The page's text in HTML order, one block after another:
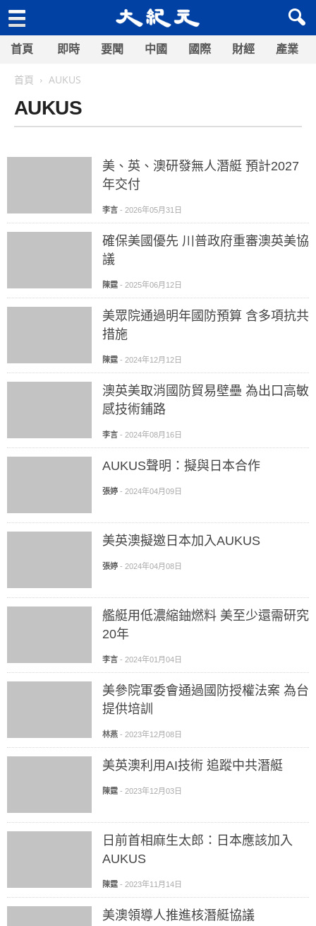
首頁 即時 要聞 中國 國際 財經 產業
首頁 AUKUS
AUKUS
美、英、澳研發無人潛艇 預計2027
年交付
李言 - 2026年05月31日
確保美國優先 川普政府重審澳英美協
議
陳霆 - 2025年06月12日
美眾院通過明年國防預算 含多項抗共
措施
陳霆 - 2024年12月12日
澳英美取消國防貿易壁壘 為出口高敏
感技術鋪路
李言 - 2024年08月16日
AUKUS聲明：擬與日本合作
張婷 - 2024年04月09日
美英澳擬邀日本加入AUKUS
張婷 - 2024年04月08日
艦艇用低濃縮鈾燃料 美至少還需研究
20年
李言 - 2024年01月04日
美參院軍委會通過國防授權法案 為台
提供培訓
林燕 - 2023年12月08日
美英澳利用AI技術 追蹤中共潛艇
陳霆 - 2023年12月03日
日前首相麻生太郎：日本應該加入
AUKUS
陳霆 - 2023年11月14日
美澳領導人推進核潛艇協議